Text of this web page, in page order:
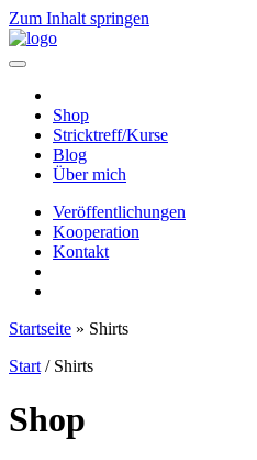
Zum Inhalt springen
Hauptnavigation
Shop
Stricktreff/Kurse
Blog
Über mich
Veröffentlichungen
Kooperation
Kontakt
Startseite » Shirts
Start / Shirts
Shop